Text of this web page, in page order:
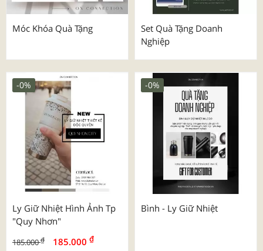
Móc Khóa Quà Tặng
Set Quà Tặng Doanh
Nghiệp
Ly Giữ Nhiệt Hình Ảnh Tp
"quy Nhơn"
185.000₫ 185.000 ₫
-0%
Bình - Ly Giữ Nhiệt
-0%